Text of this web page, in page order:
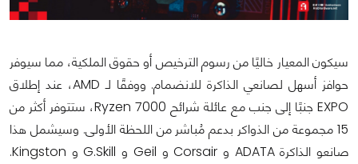
سيكون المعيار خاليًا من رسوم الترخيص أو حقوق الملكية، مما سيوفر
حوافز أسهل لصانعي الذاكرة للانضمام. ووفقًا لـ AMD، عند إطلاق
EXPO جنبًا إلى جنب مع عائلة شرائح Ryzen 7000، ستتوفر أكثر من
15 مجموعة من الذواكر بدعم مُباشر من اللحظة الأولى. وسيشمل هذا
صانعو الذاكرة ADATA و Corsair و Geil و G.Skill و Kingston.